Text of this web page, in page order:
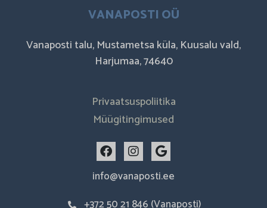
VANAPOSTI OÜ
Vanaposti talu, Mustametsa küla, Kuusalu vald,
Harjumaa, 74640
Privaatsuspoliitika
Müügitingimused
F
a
c
e
I
n
s
t
G
o
o
g
info@vanaposti.ee
+372 50 21 846 (Vanaposti)